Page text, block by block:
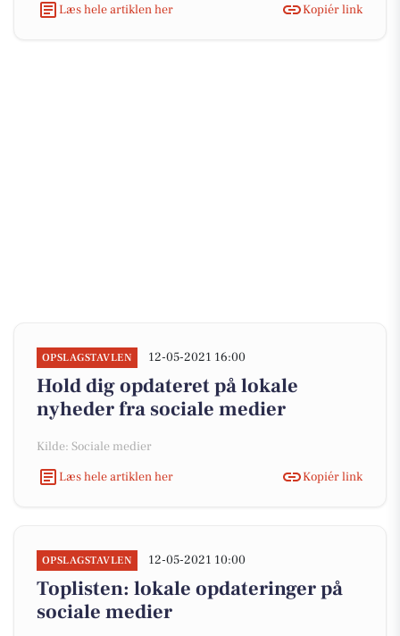
Læs hele artiklen her
Kopiér link
OPSLAGSTAVLEN 12-05-2021 16:00
Hold dig opdateret på lokale
nyheder fra sociale medier
Kilde: Sociale medier
Læs hele artiklen her
Kopiér link
OPSLAGSTAVLEN 12-05-2021 10:00
Toplisten: lokale opdateringer på
sociale medier